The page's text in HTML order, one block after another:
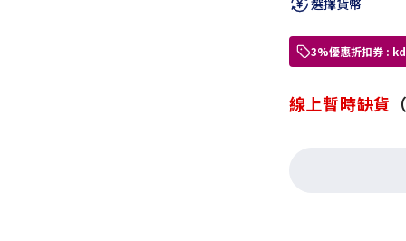
3%優惠折扣券 :
線上暫時缺貨